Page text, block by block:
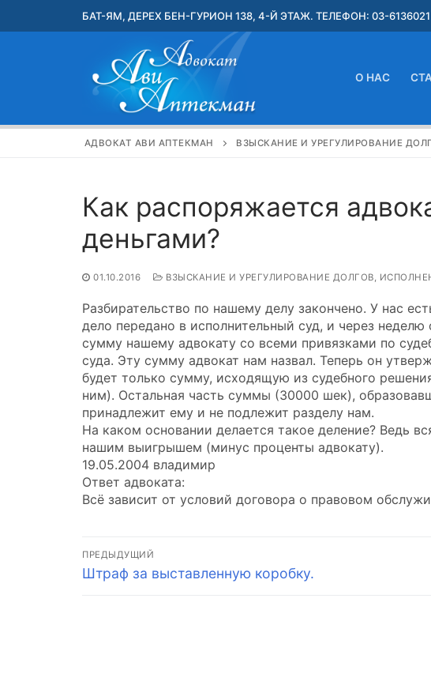
БАТ-ЯМ, ДЕРЕХ БЕН-ГУРИОН 138, 4-Й ЭТАЖ. ТЕЛЕФОН: 03-6136021
О НАС
АДВОКАТ АВИ АПТЕКМАН ВЗЫСКАНИЕ И УРЕГУЛИРОВАНИЕ
Как распоряжается
деньгами?
01.10.2016 ВЗЫСКАНИЕ И УРЕГУЛИРОВАНИЕ ДОЛГОВ,
Разбирательство по нашему делу закончено. У нас
дело передано в исполнительный суд, и через
сумму нашему адвокату со всеми привязками по
суда. Эту сумму адвокат нам назвал. Теперь он
будет только сумму, исходящую из судебного
ним). Остальная часть суммы (30000 шек),
принадлежит ему и не подлежит разделу нам.
На каком основании делается такое деление? Ведь
нашим выигрышем (минус проценты адвокату).
19.05.2004 владимир
Ответ адвоката:
Всё зависит от условий договора о правовом
Навигация
по
ПРЕДЫДУЩИЙ
Предыдущая
Штраф за выставленную коробку.